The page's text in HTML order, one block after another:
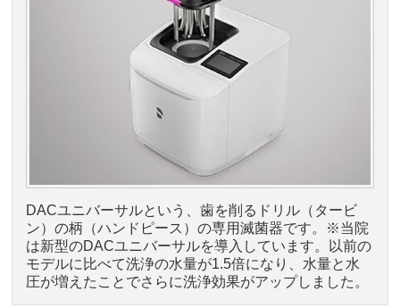
DACユニバーサルという、歯を削るドリル（タービ
ン）の柄（ハンドピース）の専用滅菌器です。※当院
は新型のDACユニバーサルを導入しています。以前の
モデルに比べて洗浄の水量が1.5倍になり、水量と水
圧が増えたことでさらに洗浄効果がアップしました。